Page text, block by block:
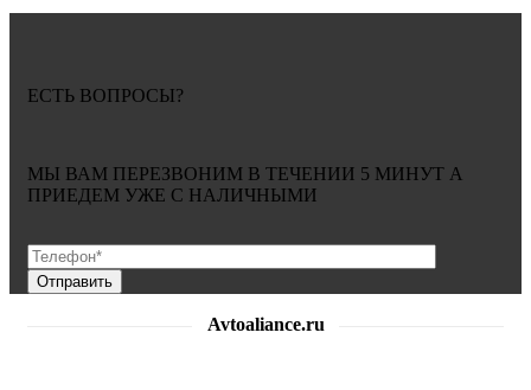
ЕСТЬ ВОПРОСЫ?
МЫ ВАМ ПЕРЕЗВОНИМ В ТЕЧЕНИИ 5 МИНУТ А
ПРИЕДЕМ УЖЕ С НАЛИЧНЫМИ
Avtoaliance.ru